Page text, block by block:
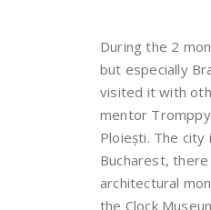
During the 2
but especially
visited it with
mentor
Ploiești. The
Bucharest,
architectural
the Clock